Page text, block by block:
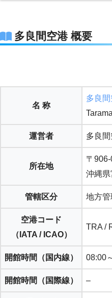
多良間空港 概要
名 称
多良間
運営者 多良
所在地
〒
沖縄
管轄区分 地方管
空港コード
（IATA / ICAO）
TRA /
開館時間（ 国内線） 08:00
開館時間（ 国際線） –